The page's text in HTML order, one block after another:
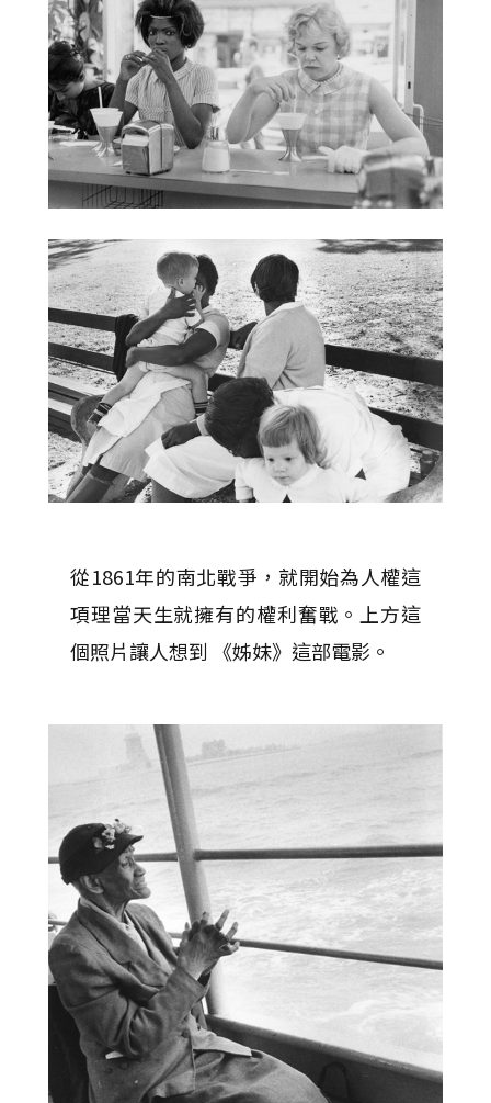
從1861年的南北戰爭，就開始為人權這
項理當天生就擁有的權利奮戰。上方這
個照片讓人想到 《姊妹》這部電影。